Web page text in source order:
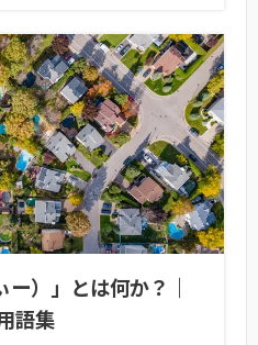
ー）」とは何か？｜
語集